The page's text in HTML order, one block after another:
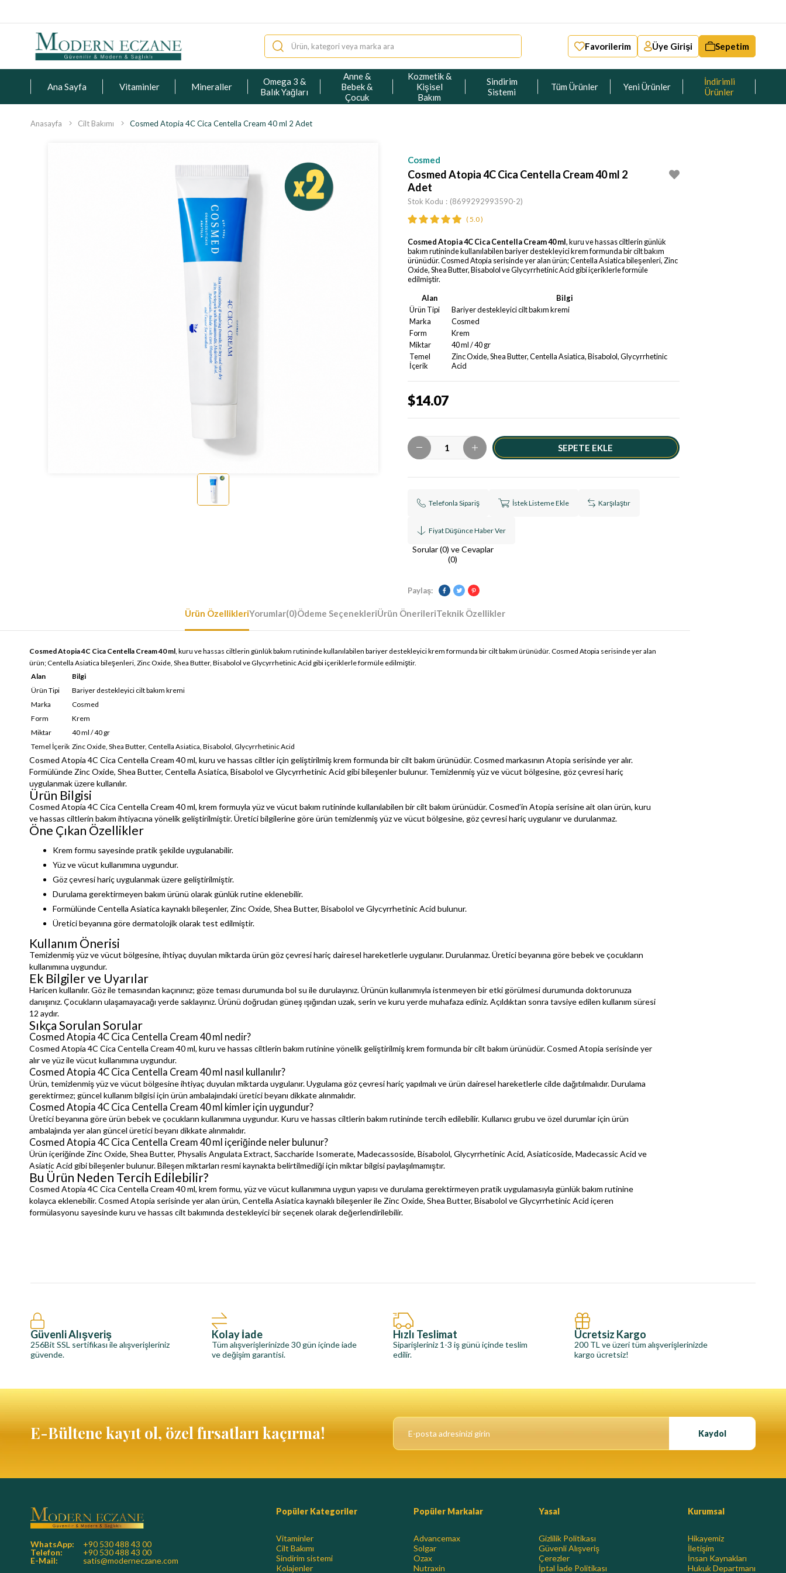
Favorilerim Üye Girişi Sepetim
Ana Sayfa Vitaminler Mineraller
Omega 3 &
Balık Yağları
Anne &
Bebek &
Çocuk
Kozmetik &
Kişisel
Bakım
Sindirim
Sistemi
Tüm Ürünler Yeni Ürünler
İndirimli
Ürünler
Anasayfa Cilt Bakımı Cosmed Atopia 4C Cica Centella Cream 40 ml 2 Adet
Cosmed
Cosmed Atopia 4C Cica Centella Cream 40 ml 2
Adet
Stok Kodu (8699292993590-2)
5.0
Cosmed Atopia 4C Cica Centella Cream 40 ml, kuru ve hassas ciltlerin günlük
bakım rutininde kullanılabilen bariyer destekleyici krem formunda bir cilt bakım
ürünüdür. Cosmed Atopia serisinde yer alan ürün; Centella Asiatica bileşenleri, Zinc
Oxide, Shea Butter, Bisabolol ve Glycyrrhetinic Acid gibi içeriklerle formüle
edilmiştir.
Alan
Bilgi
Ürün Tipi
Bariyer destekleyici cilt bakım kremi
Marka
Cosmed
Form
Krem
Miktar
40 ml / 40 gr
Temel
İçerik
Zinc Oxide, Shea Butter, Centella Asiatica, Bisabolol, Glycyrrhetinic
Acid
$14.07
Telefonla Sipariş İstek Listeme Ekle Karşılaştır
Fiyat Düşünce Haber Ver
Sorular (0) ve Cevaplar
(0)
Paylaş:
Ürün ÖzellikleriYorumlar(0)Ödeme SeçenekleriÜrün ÖnerileriTeknik Özellikler
Cosmed Atopia 4C Cica Centella Cream 40 ml , kuru ve hassas ciltlerin günlük bakım rutininde kullanılabilen bariyer destekleyici krem formunda bir cilt bakım ürünüdür. Cosmed Atopia serisinde yer alan
ürün; Centella Asiatica bileşenleri, Zinc Oxide, Shea Butter, Bisabolol ve Glycyrrhetinic Acid gibi içeriklerle formüle edilmiştir.
Alan
Bilgi
Ürün Tipi
Bariyer destekleyici cilt bakım kremi
Marka
Cosmed
Form
Krem
Miktar
40 ml / 40 gr
Temel İçerik Zinc Oxide, Shea Butter, Centella Asiatica, Bisabolol, Glycyrrhetinic Acid
Cosmed Atopia 4C Cica Centella Cream 40 ml, kuru ve hassas ciltler için geliştirilmiş krem formunda bir cilt bakım ürünüdür. Cosmed markasının Atopia serisinde yer alır.
Formülünde Zinc Oxide, Shea Butter, Centella Asiatica, Bisabolol ve Glycyrrhetinic Acid gibi bileşenler bulunur. Temizlenmiş yüz ve vücut bölgesine, göz çevresi hariç
uygulanmak üzere kullanılır.
Ürün Bilgisi
Cosmed Atopia 4C Cica Centella Cream 40 ml, krem formuyla yüz ve vücut bakım rutininde kullanılabilen bir cilt bakım ürünüdür. Cosmed’in Atopia serisine ait olan ürün, kuru
ve hassas ciltlerin bakım ihtiyacına yönelik geliştirilmiştir. Üretici bilgilerine göre ürün temizlenmiş yüz ve vücut bölgesine, göz çevresi hariç uygulanır ve durulanmaz.
Öne Çıkan Özellikler
Krem formu sayesinde pratik şekilde uygulanabilir.
Yüz ve vücut kullanımına uygundur.
Göz çevresi hariç uygulanmak üzere geliştirilmiştir.
Durulama gerektirmeyen bakım ürünü olarak günlük rutine eklenebilir.
Formülünde Centella Asiatica kaynaklı bileşenler, Zinc Oxide, Shea Butter, Bisabolol ve Glycyrrhetinic Acid bulunur.
Üretici beyanına göre dermatolojik olarak test edilmiştir.
Kullanım Önerisi
Temizlenmiş yüz ve vücut bölgesine, ihtiyaç duyulan miktarda ürün göz çevresi hariç dairesel hareketlerle uygulanır. Durulanmaz. Üretici beyanına göre bebek ve çocukların
kullanımına uygundur.
Ek Bilgiler ve Uyarılar
Haricen kullanılır. Göz ile temasından kaçınınız; göze teması durumunda bol su ile durulayınız. Ürünün kullanımıyla istenmeyen bir etki görülmesi durumunda doktorunuza
danışınız. Çocukların ulaşamayacağı yerde saklayınız. Ürünü doğrudan güneş ışığından uzak, serin ve kuru yerde muhafaza ediniz. Açıldıktan sonra tavsiye edilen kullanım süresi
12 aydır.
Sıkça Sorulan Sorular
Cosmed Atopia 4C Cica Centella Cream 40 ml nedir?
Cosmed Atopia 4C Cica Centella Cream 40 ml, kuru ve hassas ciltlerin bakım rutinine yönelik geliştirilmiş krem formunda bir cilt bakım ürünüdür. Cosmed Atopia serisinde yer
alır ve yüz ile vücut kullanımına uygundur.
Cosmed Atopia 4C Cica Centella Cream 40 ml nasıl kullanılır?
Ürün, temizlenmiş yüz ve vücut bölgesine ihtiyaç duyulan miktarda uygulanır. Uygulama göz çevresi hariç yapılmalı ve ürün dairesel hareketlerle cilde dağıtılmalıdır. Durulama
gerektirmez; güncel kullanım bilgisi için ürün ambalajındaki üretici beyanı dikkate alınmalıdır.
Cosmed Atopia 4C Cica Centella Cream 40 ml kimler için uygundur?
Üretici beyanına göre ürün bebek ve çocukların kullanımına uygundur. Kuru ve hassas ciltlerin bakım rutininde tercih edilebilir. Kullanıcı grubu ve özel durumlar için ürün
ambalajında yer alan güncel üretici beyanı dikkate alınmalıdır.
Cosmed Atopia 4C Cica Centella Cream 40 ml içeriğinde neler bulunur?
Ürün içeriğinde Zinc Oxide, Shea Butter, Physalis Angulata Extract, Saccharide Isomerate, Madecassoside, Bisabolol, Glycyrrhetinic Acid, Asiaticoside, Madecassic Acid ve
Asiatic Acid gibi bileşenler bulunur. Bileşen miktarları resmi kaynakta belirtilmediği için miktar bilgisi paylaşılmamıştır.
Bu Ürün Neden Tercih Edilebilir?
Cosmed Atopia 4C Cica Centella Cream 40 ml, krem formu, yüz ve vücut kullanımına uygun yapısı ve durulama gerektirmeyen pratik uygulamasıyla günlük bakım rutinine
kolayca eklenebilir. Cosmed Atopia serisinde yer alan ürün, Centella Asiatica kaynaklı bileşenler ile Zinc Oxide, Shea Butter, Bisabolol ve Glycyrrhetinic Acid içeren
formülasyonu sayesinde kuru ve hassas cilt bakımında destekleyici bir seçenek olarak değerlendirilebilir.
Güvenli Alışveriş
256Bit SSL sertifikası ile alışverişleriniz
güvende.
Kolay İade
Tüm alışverişlerinizde 30 gün içinde iade
ve değişim garantisi.
Hızlı Teslimat
Siparişleriniz 1-3 iş günü içinde teslim
edilir.
Ücretsiz Kargo
200 TL ve üzeri tüm alışverişlerinizde
kargo ücretsiz!
E-Bültene kayıt ol, özel fırsatları kaçırma! Kaydol
WhatsApp:
+90 530 488 43 00
Telefon:
+90 530 488 43 00
E-Mail:
satis@moderneczane.com
Popüler Kategoriler
Vitaminler
Cilt Bakımı
Sindirim sistemi
Kolajenler
Popüler Markalar
Advancemax
Solgar
Ozax
Nutraxin
Yasal
Gizlilik Politikası
Güvenli Alışveriş
Çerezler
İptal İade Politikası
Kurumsal
Hikayemiz
İletişim
İnsan Kaynakları
Hukuk Departmanı